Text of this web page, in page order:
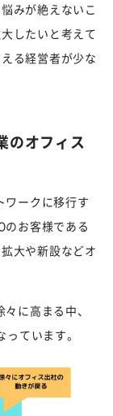
みが絶えないこ
したいと考えて
る経営者が少な
のオフィス
ワークに移行す
のお客様である
大や新設などオ
に高まる中、
ています。